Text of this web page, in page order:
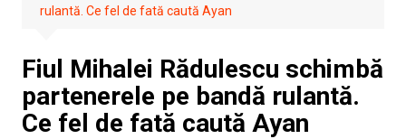
rulantă. Ce fel de fată caută Ayan
Fiul Mihalei Rădulescu schimbă
partenerele pe bandă rulantă.
Ce fel de fată caută Ayan